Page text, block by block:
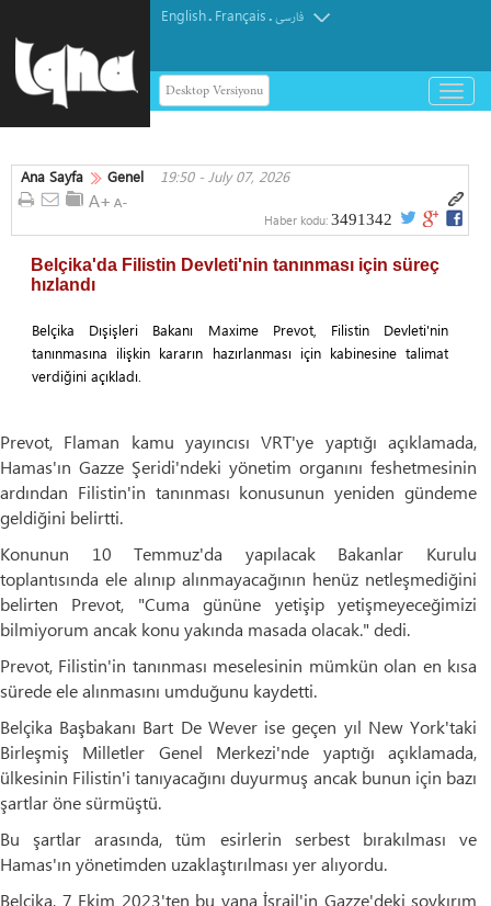
English. Français.فارسی
Desktop Versiyonu
باز
و
کردن
Ana Sayfa Genel 19:50 - July 07, 2026
Haber kodu: 3491342
Belçika'da Filistin Devleti'nin tanınması için süreç
hızlandı
Belçika Dışişleri Bakanı Maxime Prevot, Filistin Devleti'nin
tanınmasına ilişkin kararın hazırlanması için kabinesine talimat
verdiğini açıkladı.
Prevot, Flaman kamu yayıncısı VRT'ye yaptığı açıklamada,
Hamas'ın Gazze Şeridi'ndeki yönetim organını feshetmesinin
ardından Filistin'in tanınması konusunun yeniden gündeme
geldiğini belirtti.
Konunun 10 Temmuz'da yapılacak Bakanlar Kurulu
toplantısında ele alınıp alınmayacağının henüz netleşmediğini
belirten Prevot, "Cuma gününe yetişip yetişmeyeceğimizi
bilmiyorum ancak konu yakında masada olacak." dedi.
Prevot, Filistin'in tanınması meselesinin mümkün olan en kısa
sürede ele alınmasını umduğunu kaydetti.
Belçika Başbakanı Bart De Wever ise geçen yıl New York'taki
Birleşmiş Milletler Genel Merkezi'nde yaptığı açıklamada,
ülkesinin Filistin'i tanıyacağını duyurmuş ancak bunun için bazı
şartlar öne sürmüştü.
Bu şartlar arasında, tüm esirlerin serbest bırakılması ve
Hamas'ın yönetimden uzaklaştırılması yer alıyordu.
Belçika, 7 Ekim 2023'ten bu yana İsrail'in Gazze'deki soykırım